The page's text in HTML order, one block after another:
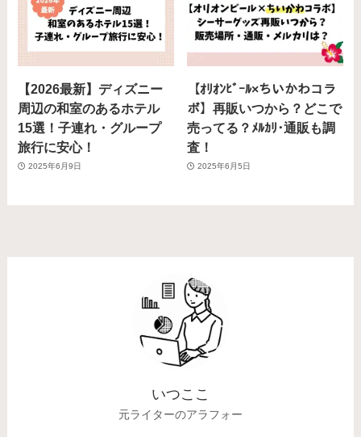
【2026最新】ディズニー
周辺の和室のあるホテル
15選！子連れ・グループ
旅行に安心！
2025年6月9日
【ｵﾘｵﾝﾋﾞｰﾙ×ちいかわコラ
ボ】再販いつから？どこで
売ってる？ﾒﾙｶﾘ･通販も調
査！
2025年6月5日
いつここ
元ライターのアラフォー